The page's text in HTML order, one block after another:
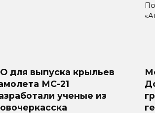
для выпуска крыльев
МС-21
ученые из